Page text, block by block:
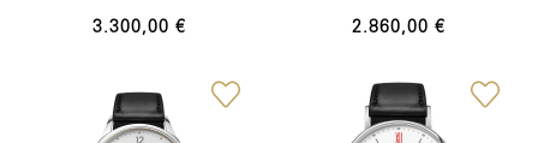
3.300,00 € 2.860,00 €